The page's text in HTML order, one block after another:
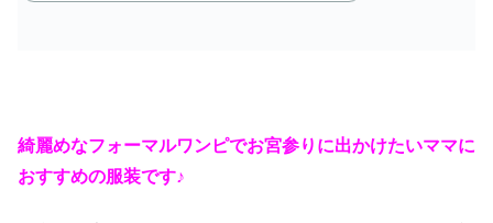
綺麗めなフォーマルワンピでお宮参りに出かけたいママに
おすすめの服装です♪